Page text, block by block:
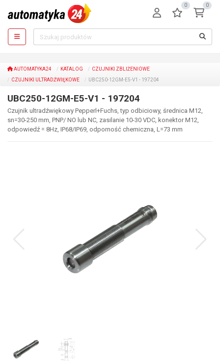
0 0
AUTOMATYKA24 KATALOG
CZUJNIKI ZBLIŻENIOWE
CZUJNIKI ULTRADŹWIĘKOWE
UBC250-12GM-E5-V1 - 197204
UBC250-12GM-E5-V1 - 197204
Czujnik ultradźwiękowy Pepperl+Fuchs, typ odbiciowy, średnica M12,
sn=30-250 mm, PNP/ NO lub NC, zasilanie 10-30 VDC, konektor M12,
odpowiedź = 8Hz, IP68/IP69, odporność chemiczna, L=73 mm